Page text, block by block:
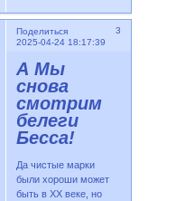
Поделиться
3
2025-04-24 18:17:39
А Мы
снова
смотрим
белеги
Бесса!
Да чистые марки
были хороши может
быть в ХХ веке, но